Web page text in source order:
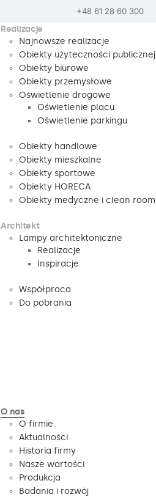
+48 61 28 60 300
Realizacje
Najnowsze realizacje
Obiekty użyteczności publicznej
Obiekty biurowe
Obiekty przemysłowe
Oświetlenie drogowe
Oświetlenie placu
Oświetlenie parkingu
Obiekty handlowe
Obiekty mieszkalne
Obiekty sportowe
Obiekty HORECA
Obiekty medyczne i clean room
Architekt
Lampy architektoniczne
Realizacje
Inspiracje
Współpraca
Do pobrania
O nas
O firmie
Aktualności
Historia firmy
Nasze wartości
Produkcja
Badania i rozwój